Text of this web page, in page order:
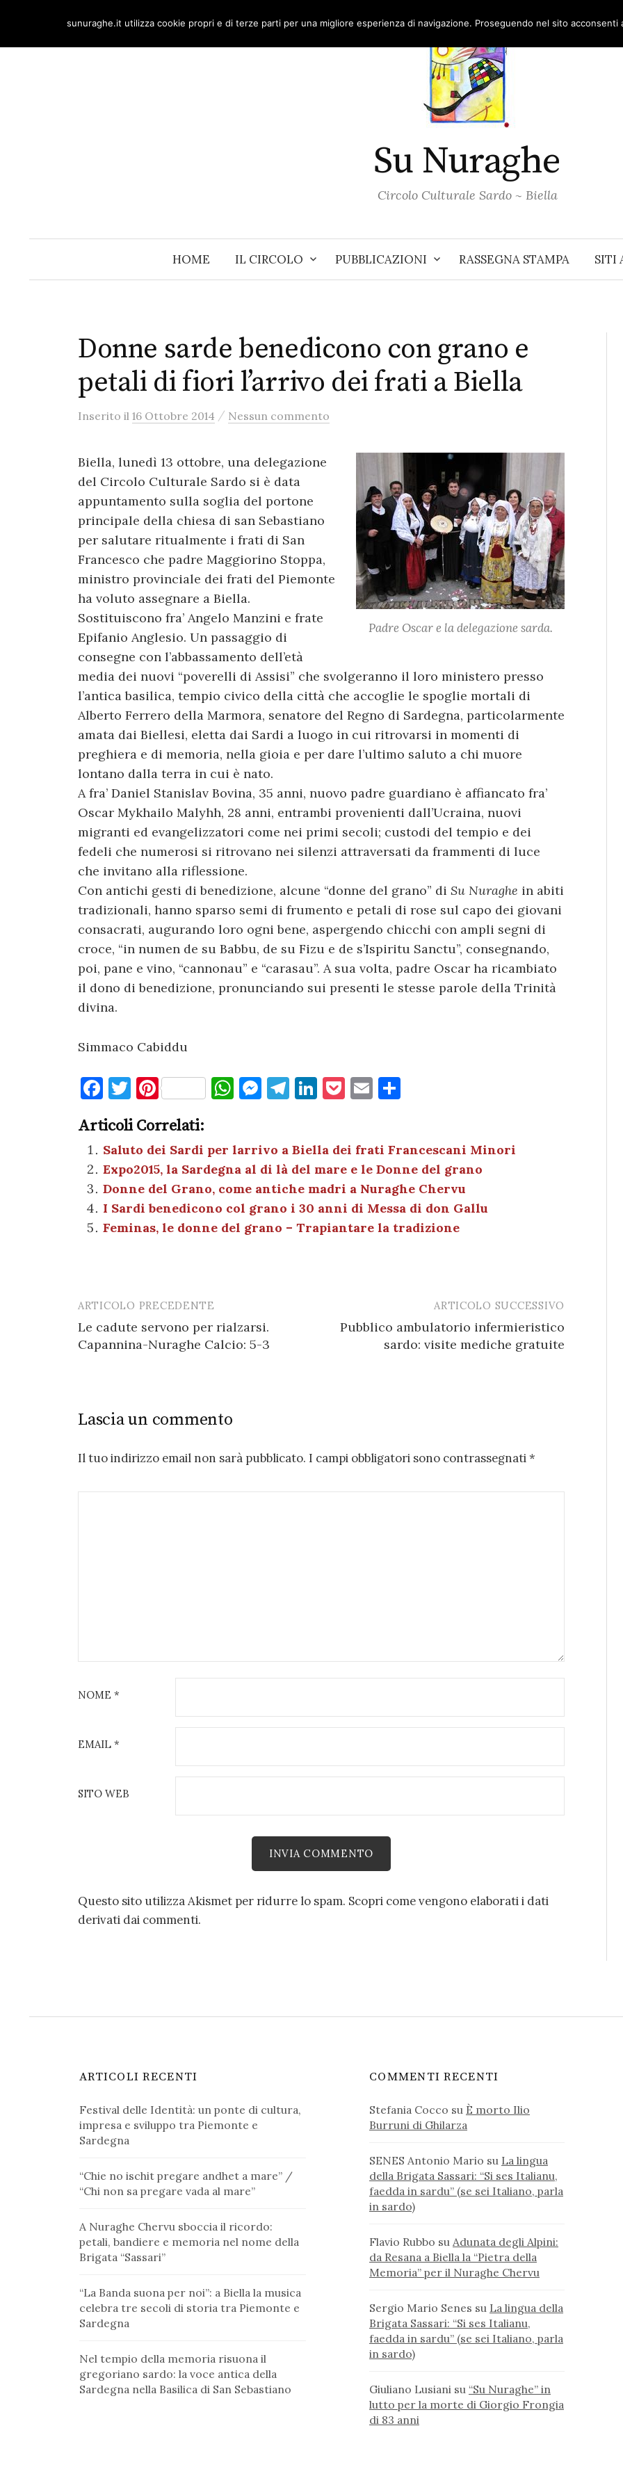
content
Su Nuraghe
Circolo Culturale Sardo ~ Biella
HOME IL CIRCOLO PUBBLICAZIONI RASSEGNA STAMPA SITI
Donne sarde benedicono con grano e
petali di fiori l’arrivo dei frati a Biella
Inserito il 16 Ottobre 2014 / Nessun commento
Padre Oscar e la delegazione sarda.
Biella, lunedì 13 ottobre, una delegazione
del Circolo Culturale Sardo si è data
appuntamento sulla soglia del portone
principale della chiesa di san Sebastiano
per salutare ritualmente i frati di San
Francesco che padre Maggiorino Stoppa,
ministro provinciale dei frati del Piemonte
ha voluto assegnare a Biella.
Sostituiscono fra’ Angelo Manzini e frate
Epifanio Anglesio. Un passaggio di
consegne con l’abbassamento dell’età
media dei nuovi “poverelli di Assisi” che svolgeranno il loro ministero presso
l’antica basilica, tempio civico della città che accoglie le spoglie mortali di
Alberto Ferrero della Marmora, senatore del Regno di Sardegna, particolarmente
amata dai Biellesi, eletta dai Sardi a luogo in cui ritrovarsi in momenti di
preghiera e di memoria, nella gioia e per dare l’ultimo saluto a chi muore
lontano dalla terra in cui è nato.
A fra’ Daniel Stanislav Bovina, 35 anni, nuovo padre guardiano è affiancato fra’
Oscar Mykhailo Malyhh, 28 anni, entrambi provenienti dall’Ucraina, nuovi
migranti ed evangelizzatori come nei primi secoli; custodi del tempio e dei
fedeli che numerosi si ritrovano nei silenzi attraversati da frammenti di luce
che invitano alla riflessione.
Con antichi gesti di benedizione, alcune “donne del grano” di Su Nuraghe in abiti
tradizionali, hanno sparso semi di frumento e petali di rose sul capo dei giovani
consacrati, augurando loro ogni bene, aspergendo chicchi con ampli segni di
croce, “in numen de su Babbu, de su Fizu e de s’Ispiritu Sanctu”, consegnando,
poi, pane e vino, “cannonau” e “carasau”. A sua volta, padre Oscar ha ricambiato
il dono di benedizione, pronunciando sui presenti le stesse parole della Trinità
divina.
Simmaco Cabiddu
F
c
e
b
o
o
T
it
te
r
Pi
er
es
t
W
s
A
p
p
M
n
g
er
T
gr
a
m
Li
e
dI
n
P
k
et
E
l di
vi
di
Articoli Correlati:
Saluto dei Sardi per larrivo a Biella dei frati Francescani Minori
Expo2015, la Sardegna al di là del mare e le Donne del grano
Donne del Grano, come antiche madri a Nuraghe Chervu
I Sardi benedicono col grano i 30 anni di Messa di don Gallu
Feminas, le donne del grano – Trapiantare la tradizione
Post
navigation
ARTICOLO PRECEDENTE
Le cadute servono per rialzarsi.
Capannina-Nuraghe Calcio: 5-3
ARTICOLO SUCCESSIVO
Pubblico ambulatorio infermieristico
sardo: visite mediche gratuite
Lascia un commento
Il tuo indirizzo email non sarà pubblicato. I campi obbligatori sono contrassegnati*
NOME *
EMAIL *
SITO WEB
Questo sito utilizza Akismet per ridurre lo spam. Scopri come vengono elaborati i dati
derivati dai commenti.
ARTICOLI RECENTI
Festival delle Identità: un ponte di cultura,
impresa e sviluppo tra Piemonte e
Sardegna
“Chie no ischit pregare andhet a mare” /
“Chi non sa pregare vada al mare”
A Nuraghe Chervu sboccia il ricordo:
petali, bandiere e memoria nel nome della
Brigata “Sassari”
“La Banda suona per noi”: a Biella la musica
celebra tre secoli di storia tra Piemonte e
Sardegna
Nel tempio della memoria risuona il
gregoriano sardo: la voce antica della
Sardegna nella Basilica di San Sebastiano
COMMENTI RECENTI
Stefania Cocco su È morto Ilio
Burruni di Ghilarza
SENES Antonio Mario su La lingua
della Brigata Sassari: “Si ses Italianu,
faedda in sardu” (se sei Italiano, parla
in sardo)
Flavio Rubbo su Adunata degli Alpini:
da Resana a Biella la “Pietra della
Memoria” per il Nuraghe Chervu
Sergio Mario Senes su La lingua della
Brigata Sassari: “Si ses Italianu,
faedda in sardu” (se sei Italiano, parla
in sardo)
Giuliano Lusiani su “Su Nuraghe” in
lutto per la morte di Giorgio Frongia
di 83 anni
sunuraghe.it utilizza cookie propri e di terze parti per una migliore esperienza di navigazione. Proseguendo nel sito acconsenti